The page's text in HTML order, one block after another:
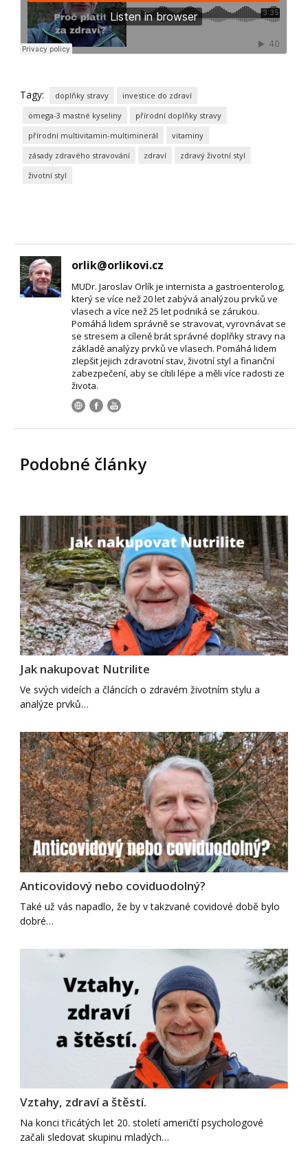
Tagy: doplňky stravy
investice do zdraví
omega-3 mastné kyseliny
přírodní doplňky stravy
přírodní multivitamin-multiminerál
vitaminy
zásady zdravého stravování
zdraví
zdravý životní styl
životní styl
orlik@orlikovi.cz
MUDr. Jaroslav Orlík je internista a gastroenterolog,
který se více než 20 let zabývá analýzou prvků ve
vlasech a více než 25 let podniká se zárukou.
Pomáhá lidem správně se stravovat, vyrovnávat se
se stresem a cíleně brát správné doplňky stravy na
základě analýzy prvků ve vlasech. Pomáhá lidem
zlepšit jejich zdravotní stav, životní styl a finanční
zabezpečení, aby se cítili lépe a měli více radosti ze
života.
Podobné články
Jak nakupovat Nutrilite
Ve svých videích a článcích o zdravém životním stylu a
analýze prvků…
Anticovidový nebo coviduodolný?
Také už vás napadlo, že by v takzvané covidové době bylo
dobré…
Vztahy, zdraví a štěstí.
Na konci třicátých let 20. století američtí psychologové
začali sledovat skupinu mladých…